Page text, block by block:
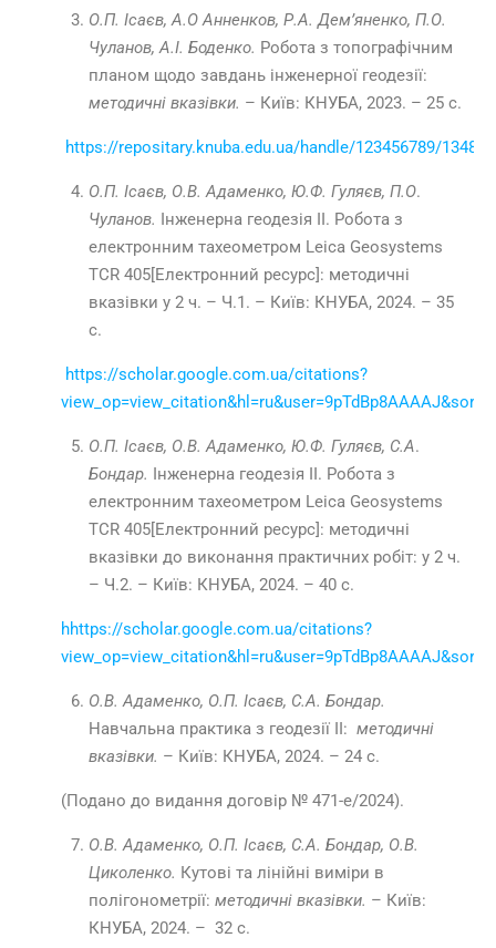
О.П. Ісаєв, А.О Анненков, Р.А. Дем’яненко, П.О.
Чуланов, А.І. Боденко. Робота з топографічним
планом щодо завдань інженерної геодезії:
методичні вказівки. – Київ: КНУБА, 2023. – 25 с.
https://repositary.knuba.edu.ua/handle/123456789/13481
О.П. Ісаєв, О.В. Адаменко, Ю.Ф. Гуляєв, П.О.
Чуланов.
Інженерна геодезія ІІ. Робота з
електронним тахеометром Leica Geosystems
TCR 405[Електронний ресурс]: методичні
вказівки у 2 ч. – Ч.1. – Київ: КНУБА, 2024. – 35
с.
https://scholar.google.com.ua/citations?
О.П. Ісаєв, О.В. Адаменко, Ю.Ф. Гуляєв, С.А.
Бондар.
Інженерна геодезія ІІ. Робота з
електронним тахеометром Leica Geosystems
TCR 405[Електронний ресурс]: методичні
вказівки до виконання практичних робіт: у 2 ч.
– Ч.2. – Київ: КНУБА, 2024. – 40 с.
hhttps://scholar.google.com.ua/citations?
О.В. Адаменко, О.П. Ісаєв, С.А. Бондар.
Навчальна практика з геодезії
II: методичні
вказівки. – Київ: КНУБА, 2024. – 24 с.
(Подано до видання договір № 471-е/2024).
О.В. Адаменко, О.П. Ісаєв, С.А. Бондар, О.В.
Циколенко. Кутові та лінійні виміри в
полігонометрії: методичні вказівки. – Київ:
КНУБА, 2024. – 32 с.